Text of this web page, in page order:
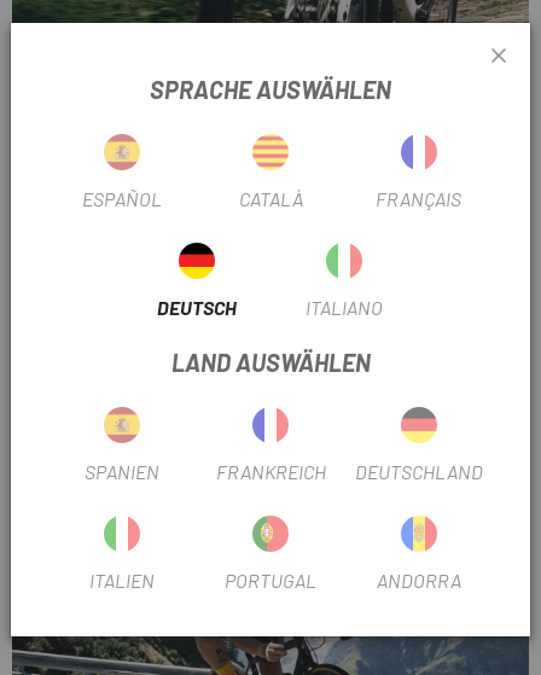
Alle Roubaix anzeigen
AETHOS
SPRACHE AUSWÄHLEN
ESPAÑOL CATALÀ FRANÇAIS
DEUTSCH ITALIANO
LAND AUSWÄHLEN
SPANIEN FRANKREICH DEUTSCHLAND
ITALIEN PORTUGAL ANDORRA